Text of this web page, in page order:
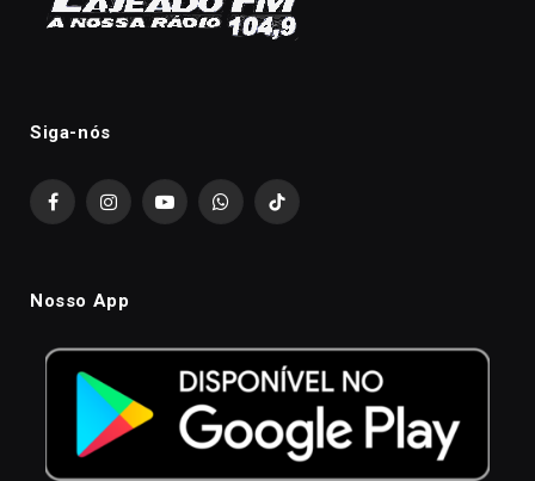
Siga-nós
FacebookInstagramYouTubeWhatsAppTikTok
Nosso App